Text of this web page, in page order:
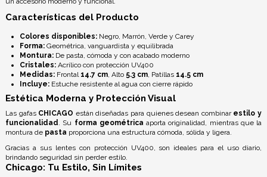
Características del Producto
Colores disponibles: Negro, Marrón, Verde y Carey
Forma: Geométrica, vanguardista y equilibrada
Montura: De pasta, cómoda y con acabado moderno
Cristales: Acrílico con protección UV400
Medidas: Frontal 14.7 cm, Alto 5.3 cm, Patillas 14.5 cm
Incluye: Estuche resistente al agua con cierre rápido
Estética Moderna y Protección Visual
Las gafas CHICAGO están diseñadas para quienes desean combinar estilo y
funcionalidad. Su forma geométrica aporta originalidad, mientras que la
montura de pasta proporciona una estructura cómoda, sólida y ligera.
Gracias a sus lentes con protección UV400 , son ideales para el uso diario,
brindando seguridad sin perder estilo.
Chicago: Tu Estilo, Sin Límites